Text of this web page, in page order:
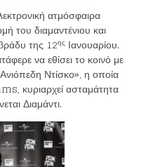
ατμόσφαιρα
του διαμαντένιου και
της 12ηςΙανουαρίου.
να εθίσει το κοινό με
Ντίσκο», η οποία
κυριαρχεί ασταμάτητα
Διαμάντι.